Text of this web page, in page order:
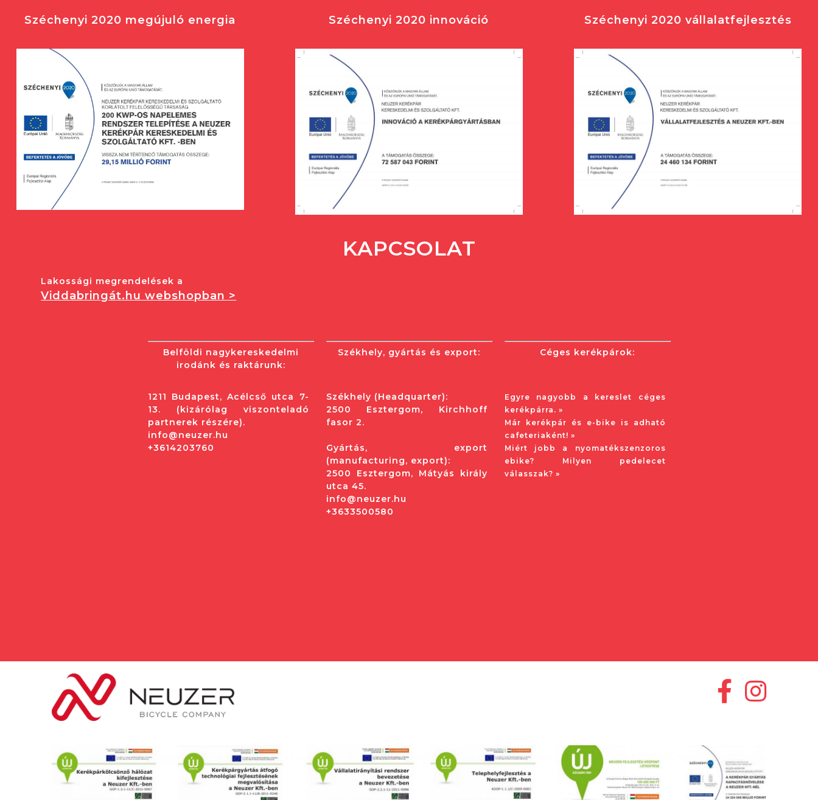
Széchenyi 2020 megújuló energia Széchenyi 2020 innováció Széchenyi 2020 vállalatfejlesztés
KAPCSOLAT
Lakossági megrendelések a
Viddabringát.hu webshopban >
Belföldi nagykereskedelmi
irodánk és raktárunk:
Székhely, gyártás és export: Céges kerékpárok:
1211 Budapest, Acélcső utca 7-
13. (kizárólag viszonteladó
partnerek részére).
info@neuzer.hu
+3614203760
Székhely (Headquarter):
2500 Esztergom, Kirchhoff
fasor 2.
Gyártás, export
(manufacturing, export):
2500 Esztergom, Mátyás király
utca 45.
info@neuzer.hu
+3633500580
Egyre nagyobb a kereslet céges
kerékpárra. »
Már kerékpár és e-bike is adható
cafeteriaként! »
Miért jobb a nyomatékszenzoros
ebike? Milyen pedelecet
válasszak? »